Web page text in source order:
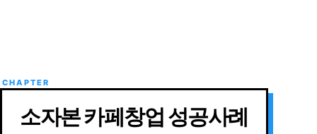
소자본 카페창업 성공사례